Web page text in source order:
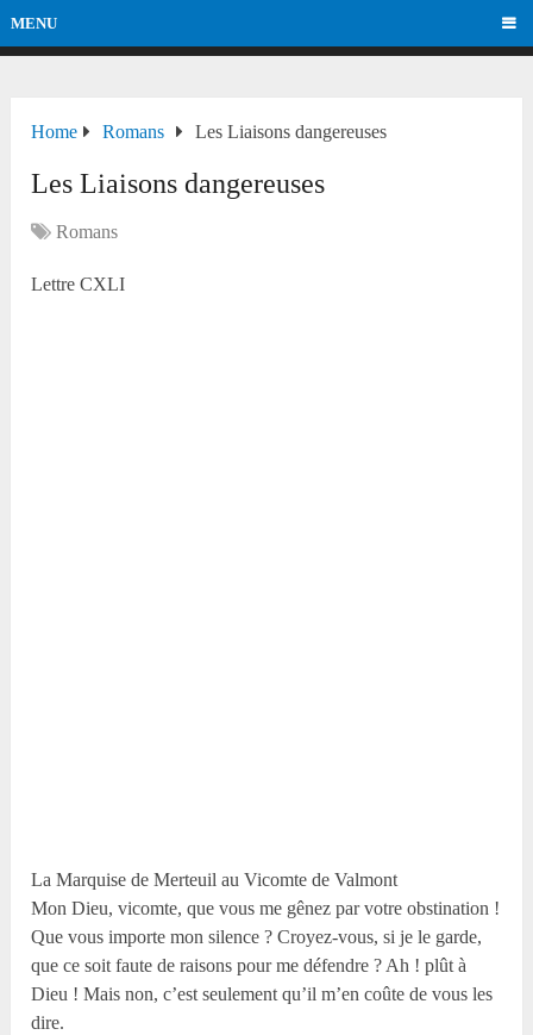
MENU
Home Romans Les Liaisons dangereuses
Les Liaisons dangereuses
Romans
Lettre CXLI
La Marquise de Merteuil au Vicomte de Valmont
Mon Dieu, vicomte, que vous me gênez par votre obstination !
Que vous importe mon silence ? Croyez-vous, si je le garde,
que ce soit faute de raisons pour me défendre ? Ah ! plût à
Dieu ! Mais non, c’est seulement qu’il m’en coûte de vous les
dire.